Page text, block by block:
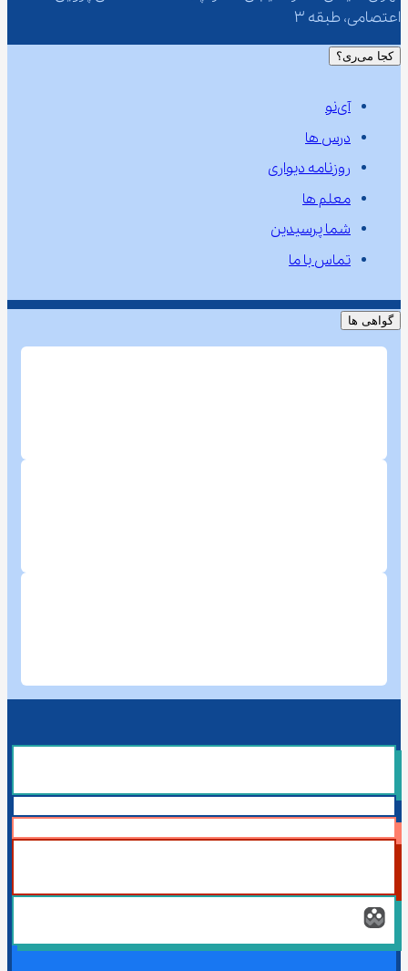
اعتصامی، طبقه 3
کجا می‌ری؟
آی‌نو
درس ها
روزنامه دیواری
معلم ها
شما پرسیدین
تماس با ما
گواهی ها